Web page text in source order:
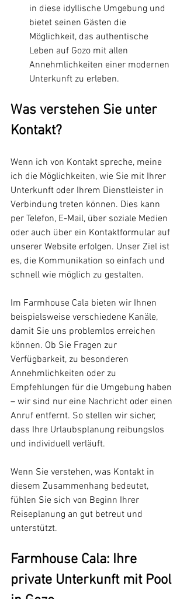
in diese idyllische Umgebung und
bietet seinen Gästen die
Möglichkeit, das authentische
Leben auf Gozo mit allen
Annehmlichkeiten einer modernen
Unterkunft zu erleben.
Was verstehen Sie unter
Kontakt?
Wenn ich von Kontakt spreche, meine
ich die Möglichkeiten, wie Sie mit Ihrer
Unterkunft oder Ihrem Dienstleister in
Verbindung treten können. Dies kann
per Telefon, E-Mail, über soziale Medien
oder auch über ein Kontaktformular auf
unserer Website erfolgen. Unser Ziel ist
es, die Kommunikation so einfach und
schnell wie möglich zu gestalten.
Im Farmhouse Cala bieten wir Ihnen
beispielsweise verschiedene Kanäle,
damit Sie uns problemlos erreichen
können. Ob Sie Fragen zur
Verfügbarkeit, zu besonderen
Annehmlichkeiten oder zu
Empfehlungen für die Umgebung haben
– wir sind nur eine Nachricht oder einen
Anruf entfernt. So stellen wir sicher,
dass Ihre Urlaubsplanung reibungslos
und individuell verläuft.
Wenn Sie verstehen, was Kontakt in
diesem Zusammenhang bedeutet,
fühlen Sie sich von Beginn Ihrer
Reiseplanung an gut betreut und
unterstützt.
Farmhouse Cala: Ihre
private Unterkunft mit Pool